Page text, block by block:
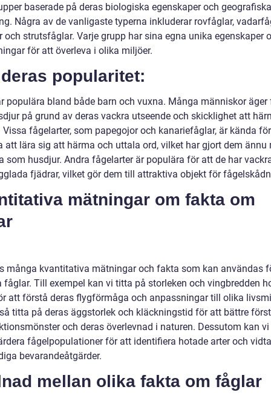
baserade på deras biologiska egenskaper och geografiska
Några av de vanligaste typerna inkluderar rovfåglar,
och strutsfåglar. Varje grupp har sina egna unika egenskaper
för att överleva i olika miljöer.
popularitet:
populära bland både barn och vuxna. Många människor äger
på grund av deras vackra utseende och skicklighet att
Vissa fågelarter, som papegojor och kanariefåglar, är kända
att lära sig att härma och uttala ord, vilket har gjort dem ännu
som husdjur. Andra fågelarter är populära för att de har
fjädrar, vilket gör dem till attraktiva objekt för
mätningar om fakta om
många kvantitativa mätningar och fakta som kan användas
fåglar. Till exempel kan vi titta på storleken och vingbredden
att förstå deras flygförmåga och anpassningar till olika
titta på deras äggstorlek och kläckningstid för att bättre
och deras överlevnad i naturen. Dessutom kan
fågelpopulationer för att identifiera hotade arter och vidta
bevarandeåtgärder.
mellan olika fakta om fåglar